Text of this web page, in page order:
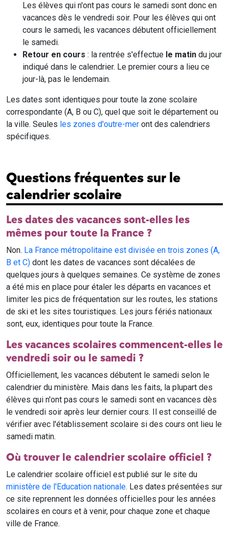
Les élèves qui n'ont pas cours le samedi sont donc en
vacances dès le vendredi soir. Pour les élèves qui ont
cours le samedi, les vacances débutent officiellement
le samedi.
Retour en cours : la rentrée s'effectue le matin du jour
indiqué dans le calendrier. Le premier cours a lieu ce
jour-là, pas le lendemain.
Les dates sont identiques pour toute la zone scolaire
correspondante (A, B ou C), quel que soit le département ou
la ville. Seules les zones d'outre-mer ont des calendriers
spécifiques.
Questions fréquentes sur le
calendrier scolaire
Les dates des vacances sont-elles les
mêmes pour toute la France ?
Non. La France métropolitaine est divisée en trois zones (A,
B et C) dont les dates de vacances sont décalées de
quelques jours à quelques semaines. Ce système de zones
a été mis en place pour étaler les départs en vacances et
limiter les pics de fréquentation sur les routes, les stations
de ski et les sites touristiques. Les jours fériés nationaux
sont, eux, identiques pour toute la France.
Les vacances scolaires commencent-elles le
vendredi soir ou le samedi ?
Officiellement, les vacances débutent le samedi selon le
calendrier du ministère. Mais dans les faits, la plupart des
élèves qui n'ont pas cours le samedi sont en vacances dès
le vendredi soir après leur dernier cours. Il est conseillé de
vérifier avec l'établissement scolaire si des cours ont lieu le
samedi matin.
Où trouver le calendrier scolaire officiel ?
Le calendrier scolaire officiel est publié sur le site du
ministère de l'Education nationale. Les dates présentées sur
ce site reprennent les données officielles pour les années
scolaires en cours et à venir, pour chaque zone et chaque
ville de France.